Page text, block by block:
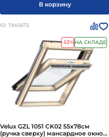
В корзину
ID: ТХ45672
-53% НА СКЛАДЕ
Velux GZL 1051 CK02 55х78см
(ручка сверху) мансардное окно